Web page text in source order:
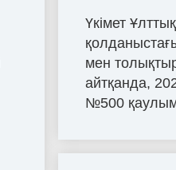
Үкімет
мен
айтқанда,
№500